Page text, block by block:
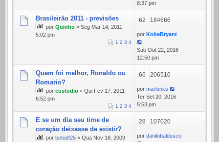
8:37 pm
Brasileirão 2011 - previsões
por Quinho » Seg Mar 14, 2011
5:02 pm
1 2 3 4
62 184666
por KobeBryant
Sáb Out 22, 2016
12:50 pm
Quem foi melhor, Ronaldo ou
Romario?
por custodio » Qui Fev 17, 2011
6:52 pm
1 2 3 4
66 206510
por marlonks
Ter Set 20, 2016
5:53 pm
E se um dia seu time de
coração deixasse de existir?
por betodf25 » Qua Nov 18, 2009
28 107020
por danilobaldusco